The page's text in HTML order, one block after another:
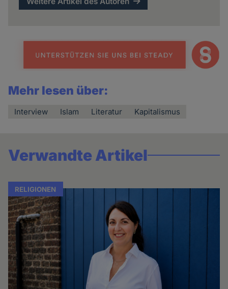
Mehr lesen über:
Interview Islam Literatur Kapitalismus
Verwandte Artikel
RELIGIONEN